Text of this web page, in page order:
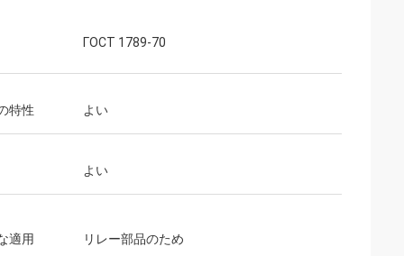
ГОСТ 1789-70
特性 よい
よい
適用 リレー部品のため